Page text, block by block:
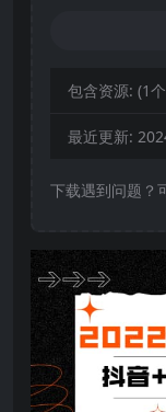
包含资源: (1
最近更新:
下载遇到问题？